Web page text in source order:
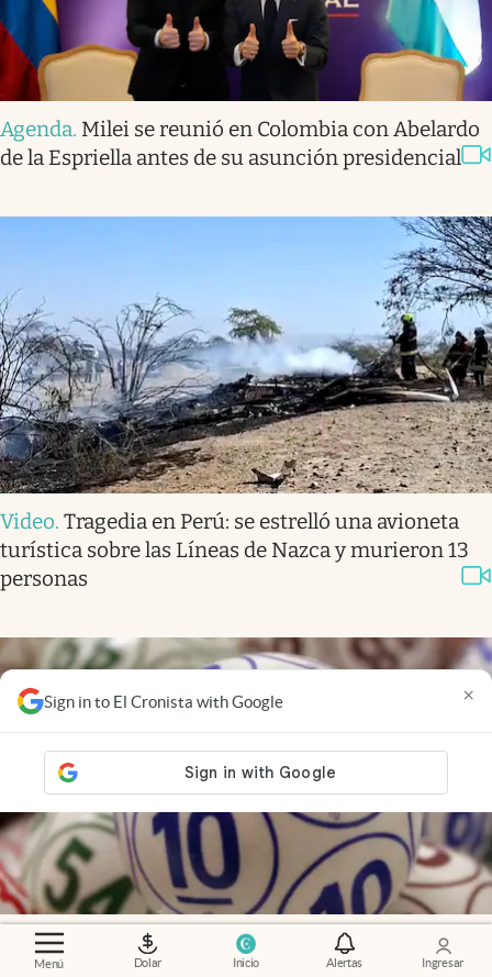
Menú Dolar Inicio Alertas Ingresar
Sign in to El Cronista with Google ×
Agenda. Milei se reunió en Colombia con Abelardo
de la Espriella antes de su asunción presidencial
Video. Tragedia en Perú: se estrelló una avioneta
turística sobre las Líneas de Nazca y murieron 13
personas
Sorteo
Resultados de la Quiniela de Santa Fe en la
Nocturna: estos son los números ganadores del